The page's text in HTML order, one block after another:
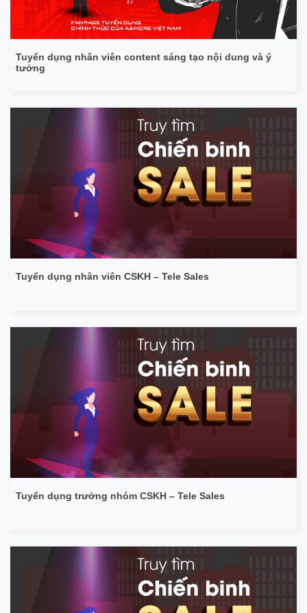
Tuyển dụng nhân viên content sáng tạo nội dung và ý
tưởng
Tuyển dụng nhân viên CSKH – Tele Sales
Tuyển dụng trưởng nhóm CSKH – Tele Sales